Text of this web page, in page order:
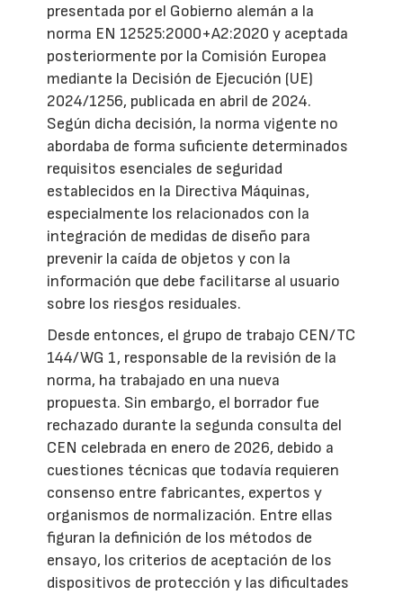
presentada por el Gobierno alemán a la
norma EN 12525:2000+A2:2020 y aceptada
posteriormente por la Comisión Europea
mediante la Decisión de Ejecución (UE)
2024/1256, publicada en abril de 2024.
Según dicha decisión, la norma vigente no
abordaba de forma suficiente determinados
requisitos esenciales de seguridad
establecidos en la Directiva Máquinas,
especialmente los relacionados con la
integración de medidas de diseño para
prevenir la caída de objetos y con la
información que debe facilitarse al usuario
sobre los riesgos residuales.
Desde entonces, el grupo de trabajo CEN/TC
144/WG 1, responsable de la revisión de la
norma, ha trabajado en una nueva
propuesta. Sin embargo, el borrador fue
rechazado durante la segunda consulta del
CEN celebrada en enero de 2026, debido a
cuestiones técnicas que todavía requieren
consenso entre fabricantes, expertos y
organismos de normalización. Entre ellas
figuran la definición de los métodos de
ensayo, los criterios de aceptación de los
dispositivos de protección y las dificultades